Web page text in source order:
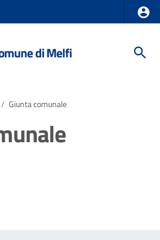
di Melfi
/ Giunta comunale